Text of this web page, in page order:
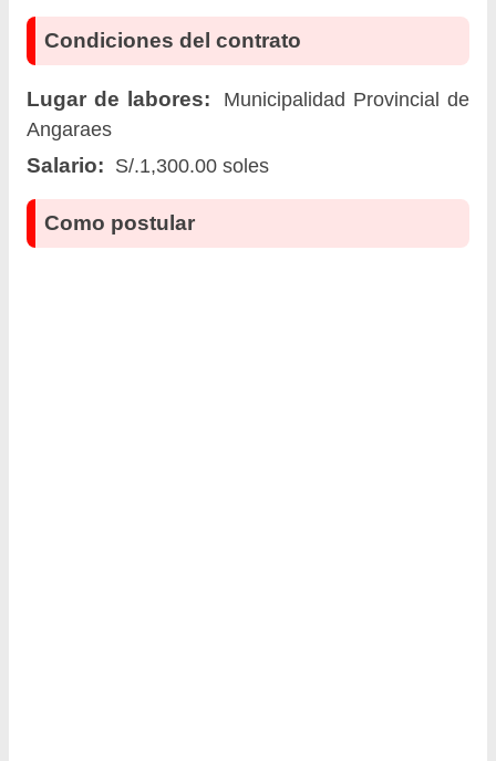
Condiciones del contrato
Lugar de labores:
Municipalidad Provincial de
Angaraes
Salario: S/.1,300.00 soles
Como postular